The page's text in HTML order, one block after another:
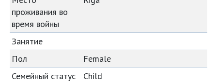
проживания во
время войны
Занятие
Пол
Female
Семейный статус
Child